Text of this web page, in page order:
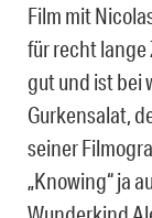
Film mit
für recht lange
gut und ist bei
Gurkensalat,
seiner
„Knowing“ ja